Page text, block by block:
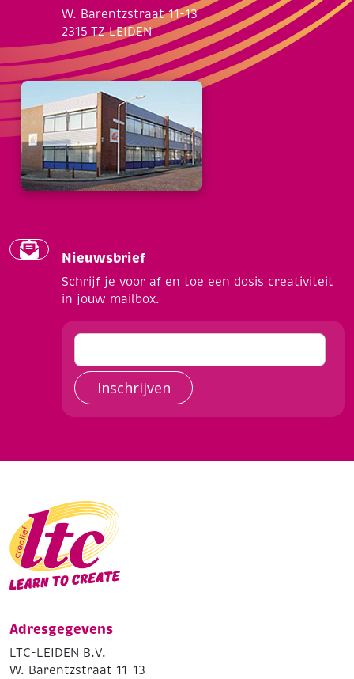
W. Barentzstraat 11-13
2315 TZ LEIDEN
Nieuwsbrief
Schrijf je voor af en toe een dosis creativiteit
in jouw mailbox.
Inschrijven
Adresgegevens
LTC-LEIDEN B.V.
W. Barentzstraat 11-13